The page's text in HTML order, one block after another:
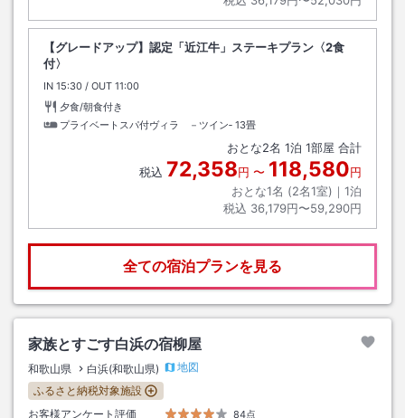
【グレードアップ】認定「近江牛」ステーキプラン〈2食
付〉
IN チェックイン
15:30 / OUT チェックアウト
11:00
夕食/朝食付き
プライベートスパ付ヴィラ －ツイン‐ 13畳
おとな2名 1泊 1部屋 合計
税込 72,358円 〜 118,580円
おとな1名 (2名1室)｜ 1泊
税込 36,179円〜59,290円
全ての宿泊プランを見る
家族とすごす白浜の宿柳屋
和歌山県 白浜(和歌山県)
地図
ふるさと納税対象施設
お客様アンケート評価
84点